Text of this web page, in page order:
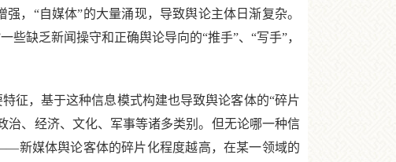
，“自媒体”的大量涌现，导致舆论主体日渐复杂。
缺乏新闻操守和正确舆论导向的“推手”、“写手”，
，基于这种信息模式构建也导致舆论客体的“碎片
治、经济、文化、军事等诸多类别。但无论哪一种信
新媒体舆论客体的碎片化程度越高，在某一领域的